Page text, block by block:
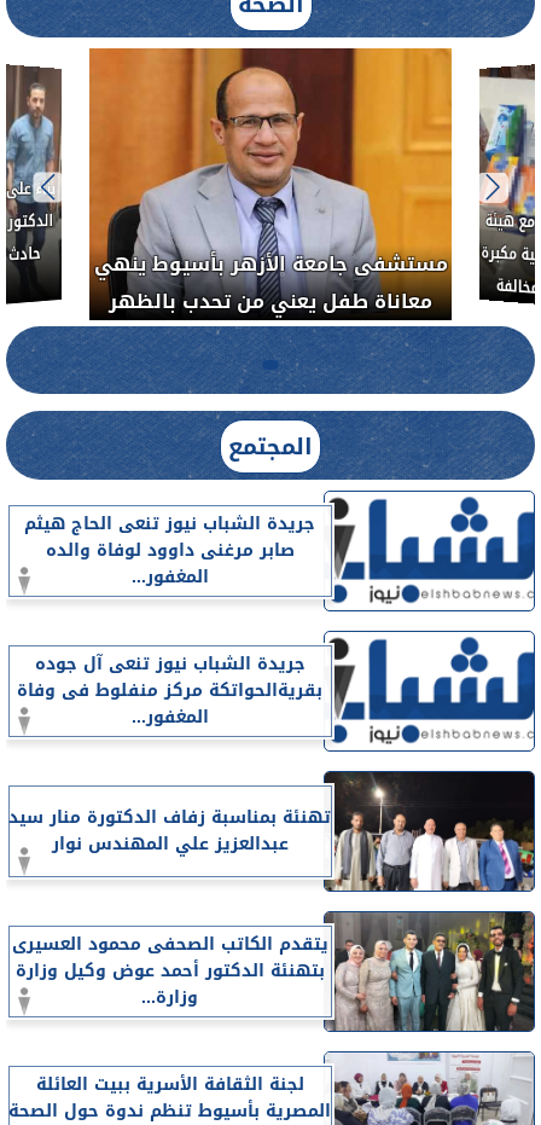
بناءً
حادث
مستشفى جامعة الأزهر بأسيوط ينهي
معاناة طفل يعني من تحدب بالظهر
هيئة
مكبرة
المجتمع
جريدة الشباب نيوز تنعى الحاج هيثم
صابر مرغنى داوود لوفاة والده
المغفور...
جريدة الشباب نيوز تنعى آل جوده
بقريةالحواتكة مركز منفلوط فى وفاة
المغفور...
تهنئة بمناسبة زفاف الدكتورة منار سيد
عبدالعزيز علي المهندس نوار
يتقدم الكاتب الصحفى محمود العسيرى
بتهنئة الدكتور أحمد عوض وكيل وزارة
وزارة...
لجنة الثقافة الأسرية ببيت العائلة
المصرية بأسيوط تنظم ندوة حول الصحة